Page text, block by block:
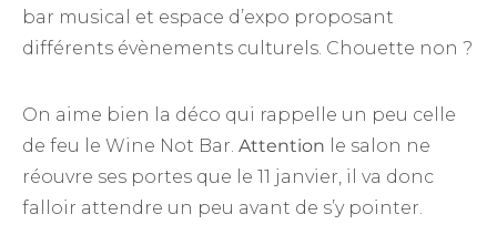
bar musical et espace d’expo proposant
différents évènements culturels. Chouette non ?
On aime bien la déco qui rappelle un peu celle
de feu le Wine Not Bar. Attention le salon ne
réouvre ses portes que le 11 janvier, il va donc
falloir attendre un peu avant de s’y pointer.